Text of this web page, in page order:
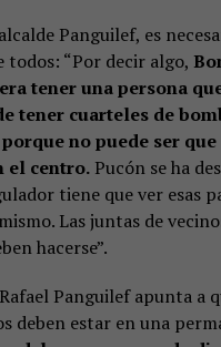
Panguilef, es
todos: “Por decir algo,
tener una persona
tener cuarteles de
no puede ser
el centro.Pucón se ha
tiene que ver esas
Las juntas de
hacerse”.
Panguilef apunta a
deben estar en una